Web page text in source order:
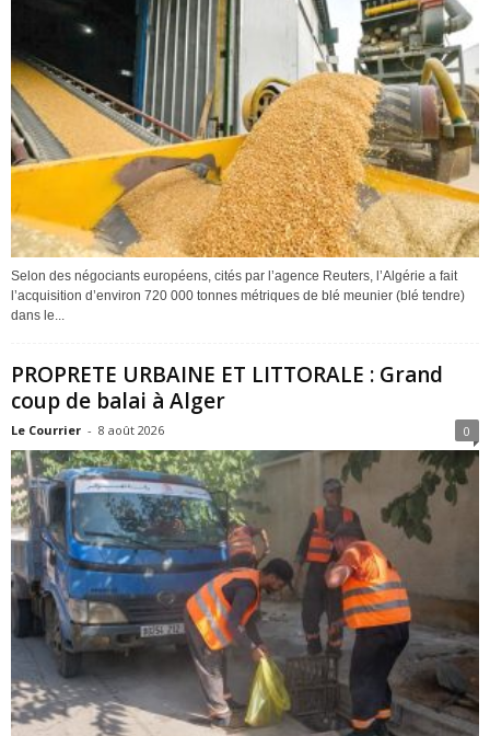
Selon des négociants européens, cités par l’agence Reuters, l’Algérie a fait
l’acquisition d’environ 720 000 tonnes métriques de blé meunier (blé tendre)
dans le...
PROPRETE URBAINE ET LITTORALE : Grand
coup de balai à Alger
Le Courrier - 8 août 2026 0